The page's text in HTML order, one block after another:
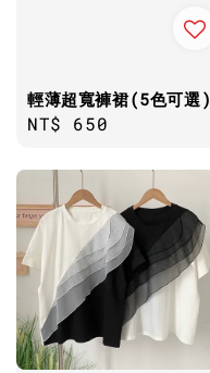
輕薄超寬褲裙(5色可選)
Regular
NT$ 650